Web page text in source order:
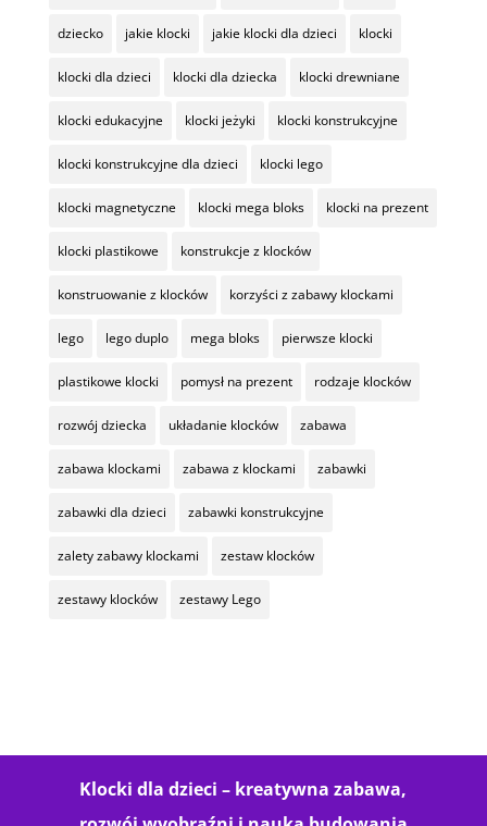
dziecko jakie klocki jakie klocki dla dzieci klocki
klocki dla dzieci klocki dla dziecka klocki drewniane
klocki edukacyjne klocki jeżyki klocki konstrukcyjne
klocki konstrukcyjne dla dzieci klocki lego
klocki magnetyczne klocki mega bloks klocki na prezent
klocki plastikowe konstrukcje z klocków
konstruowanie z klocków korzyści z zabawy klockami
lego lego duplo mega bloks pierwsze klocki
plastikowe klocki pomysł na prezent rodzaje klocków
rozwój dziecka układanie klocków zabawa
zabawa klockami zabawa z klockami zabawki
zabawki dla dzieci zabawki konstrukcyjne
zalety zabawy klockami zestaw klocków
zestawy klocków zestawy Lego
Klocki dla dzieci – kreatywna zabawa,